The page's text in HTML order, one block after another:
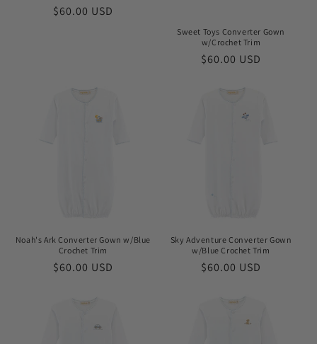
Prix
$60.00 USD
Sweet Toys Converter Gown
w/Crochet Trim
Prix
$60.00 USD
Noah's Ark Converter Gown w/Blue
Crochet Trim
Prix
$60.00 USD
Sky Adventure Converter Gown
w/Blue Crochet Trim
Prix
$60.00 USD